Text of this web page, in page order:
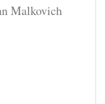
Malkovich